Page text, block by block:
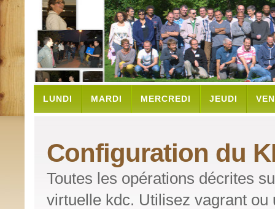
LUNDI MARDI MERCREDI JEUDI
Configuration du
Toutes les opérations décrites
virtuelle kdc. Utilisez vagrant